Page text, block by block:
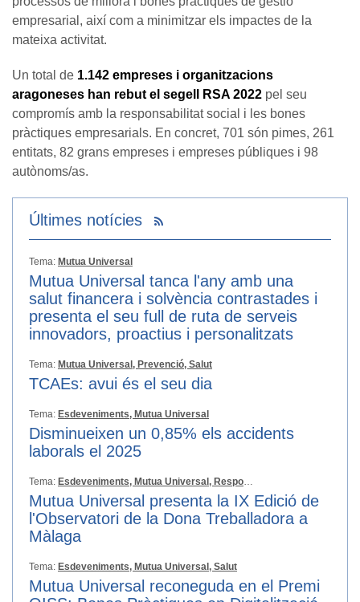
empresarial, així com a minimitzar els impactes de la
mateixa activitat.
Un total de 1.142 empreses i organitzacions
aragoneses han rebut el segell RSA 2022 pel seu
compromís amb la responsabilitat social i les bones
pràctiques empresarials. En concret, 701 són pimes, 261
entitats, 82 grans empreses i empreses públiques i 98
autònoms/as.
Últimes notícies
Tema: Mutua Universal
Mutua Universal tanca l'any amb una
salut financera i solvència contrastades i
presenta el seu full de ruta de serveis
innovadors, proactius i personalitzats
Tema: Mutua Universal, Prevenció, Salut
TCAEs: avui és el seu dia
Tema: Esdeveniments, Mutua Universal
Disminueixen un 0,85% els accidents
laborals el 2025
Tema: Esdeveniments, Mutua Universal, Responsabilitat Social
Mutua Universal presenta la IX Edició de
l'Observatori de la Dona Treballadora a
Màlaga
Tema: Esdeveniments, Mutua Universal, Salut
Mutua Universal reconeguda en el Premi